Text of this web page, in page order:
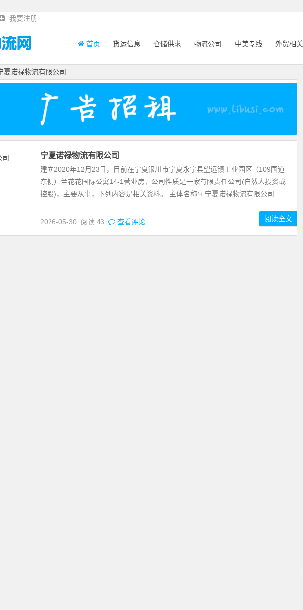
我要注册
首页 货运信息 仓储供求 物流公司 中美专线 外贸相关
夏诺禄物流有限公司
宁夏诺禄物流有限公司
建立2020年12月23日，目前在宁夏银川市宁夏永宁县望远镇工业园区（109国道
东侧）兰花花国际公寓14-1营业房，公司性质是一家有限责任公司(自然人投资或
控股)，主要从事，下列内容是相关资料。 主体名称↪ 宁夏诺禄物流有限公司
2026-05-30 阅读 43 查看评论 阅读全文